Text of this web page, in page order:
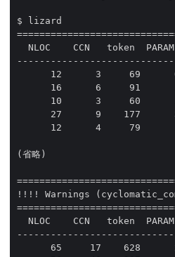
$ lizard
NLOC    CCN   token
12      3     69
16      6     91
10      3     60
27      9    177
12      4     79
(省略)
!!!! Warnings
NLOC    CCN   token
65     17    628